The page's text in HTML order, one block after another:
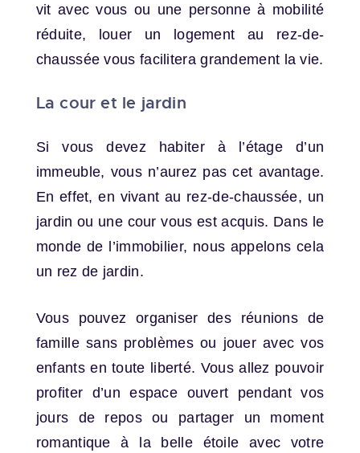
vit avec vous ou une personne à mobilité
réduite, louer un logement au rez-de-
chaussée vous facilitera grandement la vie.
La cour et le jardin
Si vous devez habiter à l’étage d’un
immeuble, vous n’aurez pas cet avantage.
En effet, en vivant au rez-de-chaussée, un
jardin ou une cour vous est acquis. Dans le
monde de l’immobilier, nous appelons cela
un rez de jardin.
Vous pouvez organiser des réunions de
famille sans problèmes ou jouer avec vos
enfants en toute liberté. Vous allez pouvoir
profiter d’un espace ouvert pendant vos
jours de repos ou partager un moment
romantique à la belle étoile avec votre